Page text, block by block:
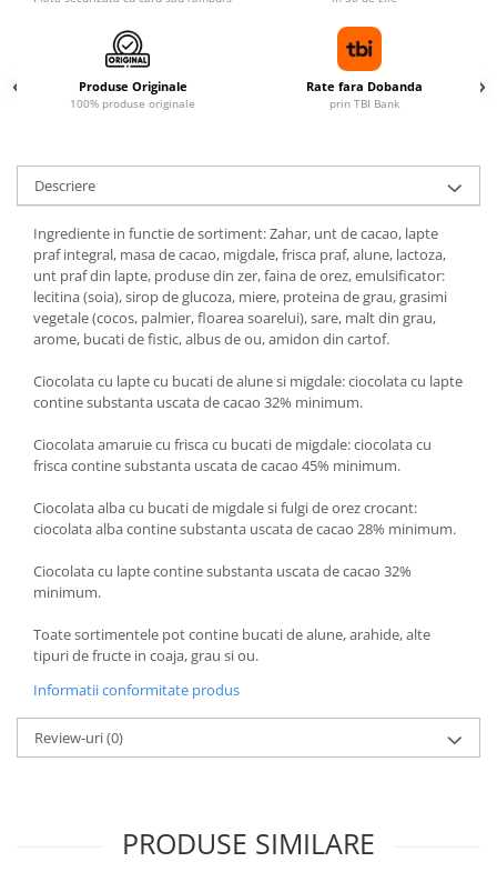
Produse Originale
100% produse originale
Rate fara Dobanda
prin TBI Bank
Descriere
Ingrediente in functie de sortiment: Zahar, unt de cacao, lapte
praf integral, masa de cacao, migdale, frisca praf, alune, lactoza,
unt praf din lapte, produse din zer, faina de orez, emulsificator:
lecitina (soia), sirop de glucoza, miere, proteina de grau, grasimi
vegetale (cocos, palmier, floarea soarelui), sare, malt din grau,
arome, bucati de fistic, albus de ou, amidon din cartof.
Ciocolata cu lapte cu bucati de alune si migdale: ciocolata cu lapte
contine substanta uscata de cacao 32% minimum.
Ciocolata amaruie cu frisca cu bucati de migdale: ciocolata cu
frisca contine substanta uscata de cacao 45% minimum.
Ciocolata alba cu bucati de migdale si fulgi de orez crocant:
ciocolata alba contine substanta uscata de cacao 28% minimum.
Ciocolata cu lapte contine substanta uscata de cacao 32%
minimum.
Toate sortimentele pot contine bucati de alune, arahide, alte
tipuri de fructe in coaja, grau si ou.
Informatii conformitate produs
Review-uri(0)
PRODUSE SIMILARE